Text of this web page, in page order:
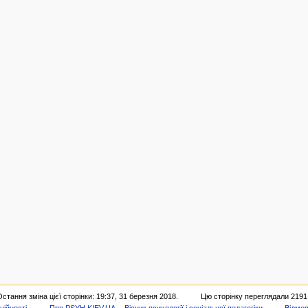
зміна цієї сторінки: 19:37, 31 березня 2018.
Цю сторінку переглядали 2191